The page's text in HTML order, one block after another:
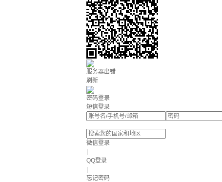
服务器出错
刷新
密码登录
短信登录
微信登录
QQ登录
忘记密码